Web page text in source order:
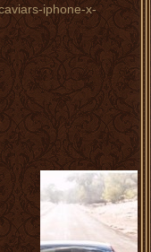
iphone-x-